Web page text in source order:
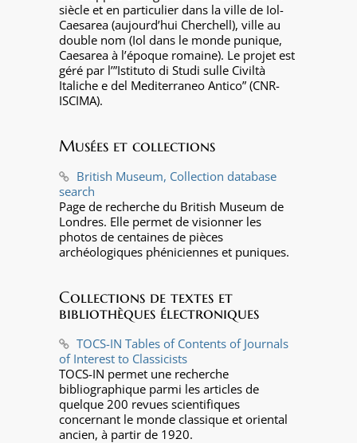
siècle et en particulier dans la ville de Iol-
Caesarea (aujourd’hui Cherchell), ville au
double nom (Iol dans le monde punique,
Caesarea à l’époque romaine). Le projet est
géré par l’”Istituto di Studi sulle Civiltà
Italiche e del Mediterraneo Antico” (CNR-
ISCIMA).
Musées et collections
British Museum, Collection database
search
Page de recherche du British Museum de
Londres. Elle permet de visionner les
photos de centaines de pièces
archéologiques phéniciennes et puniques.
Collections de textes et
bibliothèques électroniques
TOCS-IN Tables of Contents of Journals
of Interest to Classicists
TOCS-IN permet une recherche
bibliographique parmi les articles de
quelque 200 revues scientifiques
concernant le monde classique et oriental
ancien, à partir de 1920.